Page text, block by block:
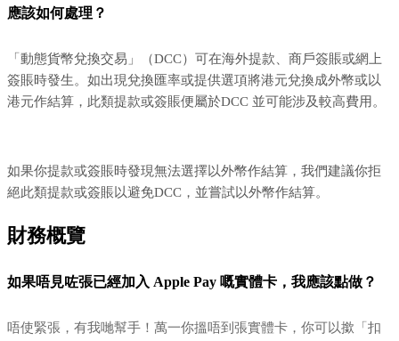
應該如何處理？
「動態貨幣兌換交易」（DCC）可在海外提款、商戶簽賬或網上
簽賬時發生。如出現兌換匯率或提供選項將港元兌換成外幣或以
港元作結算，此類提款或簽賬便屬於DCC 並可能涉及較高費用。
如果你提款或簽賬時發現無法選擇以外幣作結算，我們建議你拒
絕此類提款或簽賬以避免DCC，並嘗試以外幣作結算。
財務概覽
如果唔見咗張已經加入 Apple Pay 嘅實體卡，我應該點做？
唔使緊張，有我哋幫手！萬一你搵唔到張實體卡，你可以撳「扣